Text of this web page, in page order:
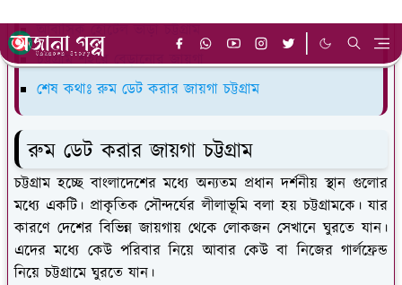
আবাসিক হোটেল ভাড়া চট্টগ্রাম
চট্টগ্রাম শহরে বেড়ানোর জায়গা
শেষ কথাঃ রুম ডেট করার জায়গা চট্টগ্রাম
রুম ডেট করার জায়গা চট্টগ্রাম
চট্টগ্রাম হচ্ছে বাংলাদেশের মধ্যে অন্যতম প্রধান দর্শনীয় স্থান গুলোর
মধ্যে একটি। প্রাকৃতিক সৌন্দর্যের লীলাভূমি বলা হয় চট্টগ্রামকে। যার
কারণে দেশের বিভিন্ন জায়গায় থেকে লোকজন সেখানে ঘুরতে যান।
এদের মধ্যে কেউ পরিবার নিয়ে আবার কেউ বা নিজের গার্লফ্রেন্ড
নিয়ে চট্টগ্রামে ঘুরতে যান।